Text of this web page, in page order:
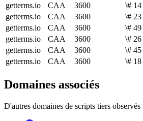
getterms.io
CAA 3600
\#
getterms.io
CAA 3600
\#
getterms.io
CAA 3600
\#
getterms.io
CAA 3600
\#
getterms.io
CAA 3600
\#
getterms.io
CAA 3600 \#
Domaines associés
D'autres domaines de scripts tiers